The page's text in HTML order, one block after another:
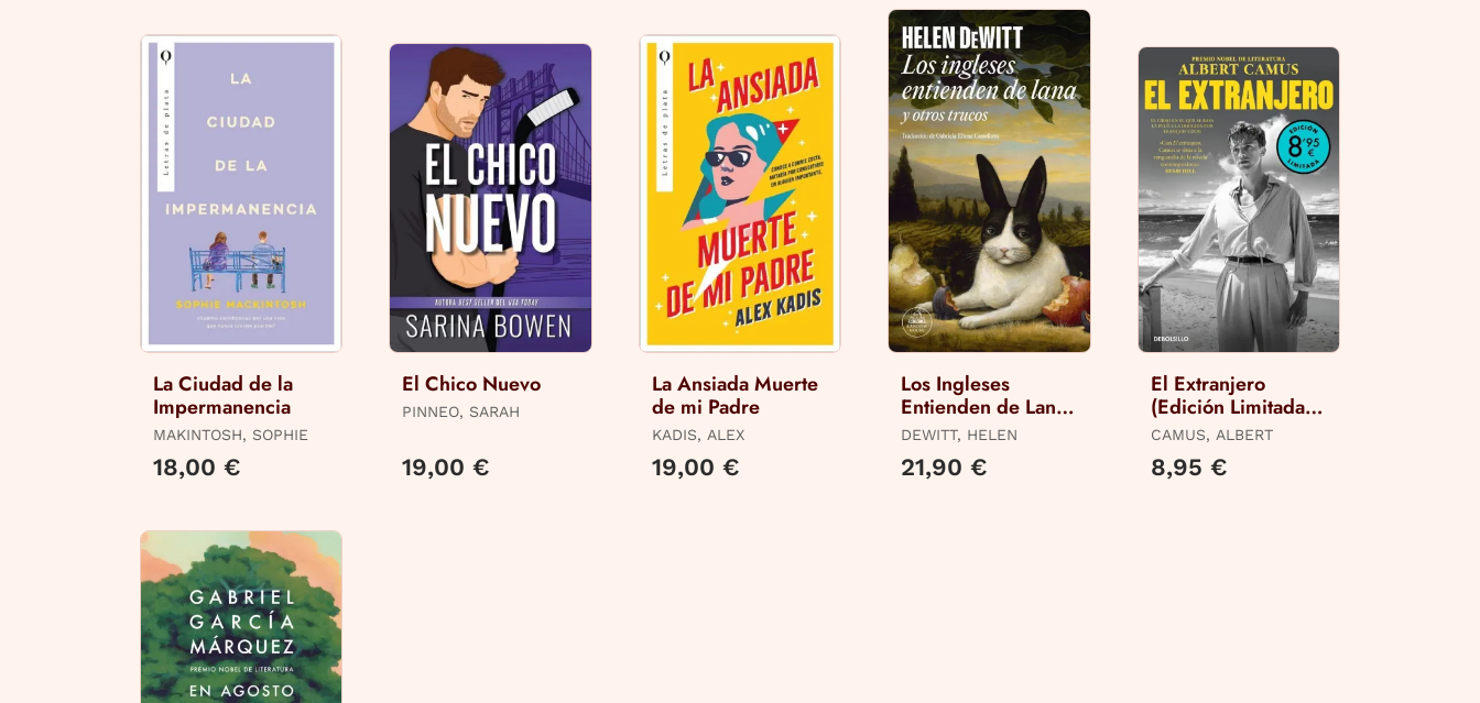
La Ciudad de la
Impermanencia
MAKINTOSH, SOPHIE
18,00 €
El Chico Nuevo
PINNEO, SARAH
19,00 €
La Ansiada Muerte
de mi Padre
KADIS, ALEX
19,00 €
Los Ingleses
Entienden de Lana
(Y Otros Trucos)
DEWITT, HELEN
21,90 €
El Extranjero
(Edición Limitada ·
Verano)
CAMUS, ALBERT
8,95 €